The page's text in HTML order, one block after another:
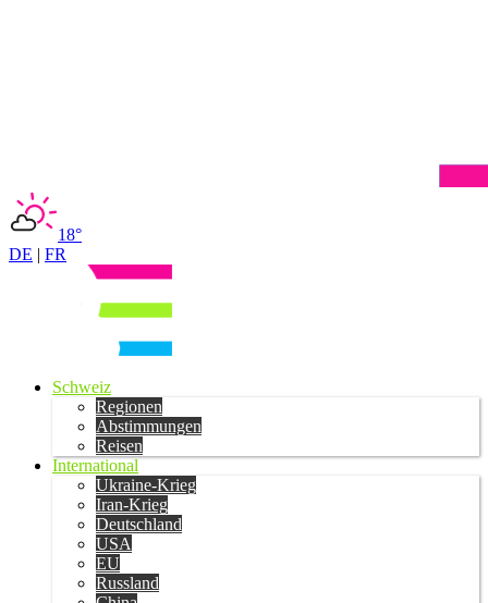
18°
DE | FR
Schweiz
Regionen
Abstimmungen
Reisen
International
Ukraine-Krieg
Iran-Krieg
Deutschland
USA
EU
Russland